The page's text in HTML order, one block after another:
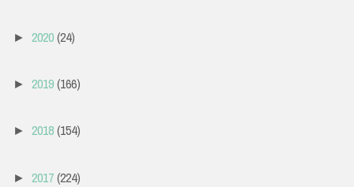
► 2020(24)
► 2019(166)
► 2018(154)
► 2017(224)